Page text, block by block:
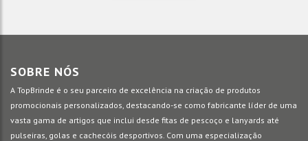
SOBRE NÓS
A TopBrinde é o seu parceiro de excelência na criação de produtos
promocionais personalizados, destacando-se como fabricante líder de uma
vasta gama de artigos que inclui desde fitas de pescoço e lanyards até
pulseiras, golas e cachecóis desportivos. Com uma especialização